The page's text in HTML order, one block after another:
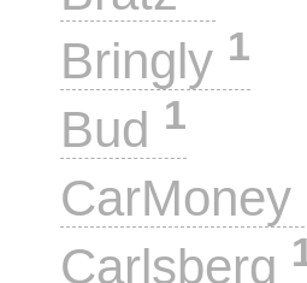
Bringly 1
Bud 1
CarMoney
Carlsberg